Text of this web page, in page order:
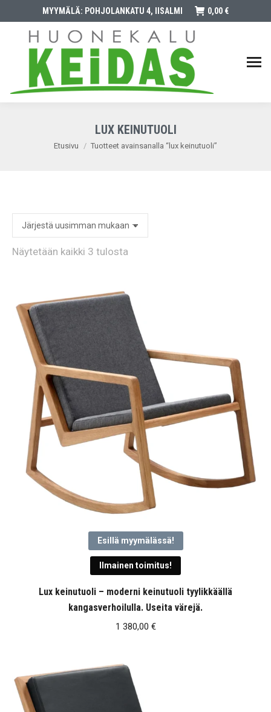
MYYMÄLÄ: POHJOLANKATU 4, IISALMI 0,00 €
LUX KEINUTUOLI
You are here:
Etusivu Tuotteet avainsanalla “lux keinutuoli”
Näytetään kaikki 3 tulosta
Esillä myymälässä!
Ilmainen toimitus!
Lux keinutuoli – moderni keinutuoli tyylikkäällä
kangasverhoilulla. Useita värejä.
1 380,00 €